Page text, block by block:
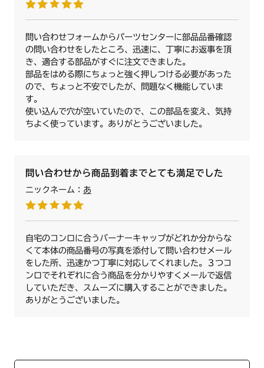
問い合わせフォームからパーツセンターに部品品番確認
の問い合わせをしたところ、迅速に、丁寧にお返事を頂
き、適合する部品がすぐに注文できました。
部品をはめる際にちょっと強く押しつける必要があった
ので、ちょっと不安でしたが、問題なく機能していま
す。
使い込んで穴が空いていたので、この部品を変え、気持
ちよく使っています。ありがとうございました。
問い合わせから商品到着までとても満足でした
ニックネーム： あ
自宅のコンロに合うバーナーキャップがどれか分からな
くて本体の商品番号の写真を添付して問い合わせメール
をした所、迅速かつ丁寧に対応してくれました。３つコ
ンロでそれぞれに合う商品を分かりやすくメールで返信
していただき、スムーズに購入することができました。
ありがとうございました。